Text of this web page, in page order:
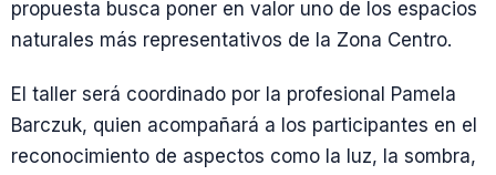
propuesta busca poner en valor uno de los espacios
naturales más representativos de la Zona Centro.
El taller será coordinado por la profesional Pamela
Barczuk, quien acompañará a los participantes en el
reconocimiento de aspectos como la luz, la sombra,